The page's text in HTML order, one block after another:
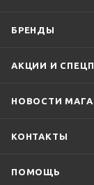
БРЕНДЫ
АКЦИИ И
НОВОСТИ
КОНТАКТЫ
ПОМОЩЬ